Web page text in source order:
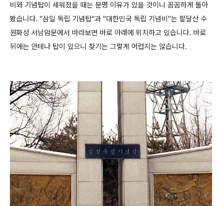
비와 기념탑이 세워졌을 때는 분명 이유가 있을 것이니 꼼꼼하게 돌아
봤습니다. "삼일 독립 기념탑"과 "대한민국 독립 기념비"는 팔달산 수
원화성 서남암문에서 바라보면 바로 아래에 위치하고 있습니다. 바로
뒤에는 안테나 탑이 있으니 찾기는 그렇게 어렵지는 않습니다.